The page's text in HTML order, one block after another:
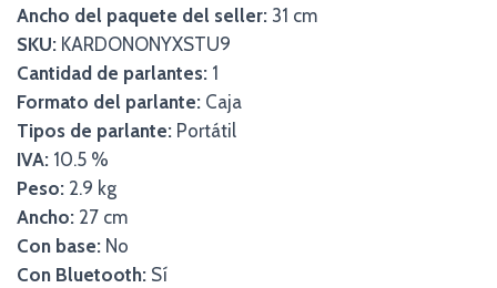
Ancho del paquete del seller: 31 cm
SKU: KARDONONYXSTU9
Cantidad de parlantes: 1
Formato del parlante: Caja
Tipos de parlante: Portátil
IVA: 10.5 %
Peso: 2.9 kg
Ancho: 27 cm
Con base: No
Con Bluetooth: Sí